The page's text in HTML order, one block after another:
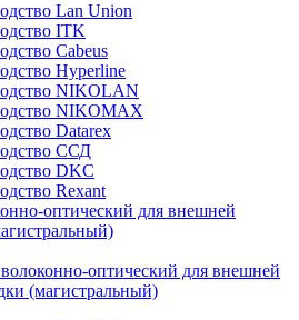
Lan Union
ITK
Cabeus
Hyperline
NIKOLAN
NIKOMAX
Datarex
ССД
DKC
Rexant
оптический для внешней
оптический для внешней
(магистральный)